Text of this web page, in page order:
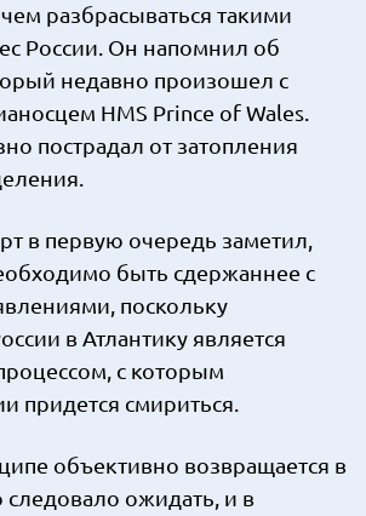
разбрасываться такими
России. Он напомнил об
недавно произошел с
HMS Prince of Wales.
пострадал от затопления
в первую очередь заметил,
быть сдержаннее с
поскольку
в Атлантику является
с которым
придется смириться.
объективно возвращается в
следовало ожидать, и в